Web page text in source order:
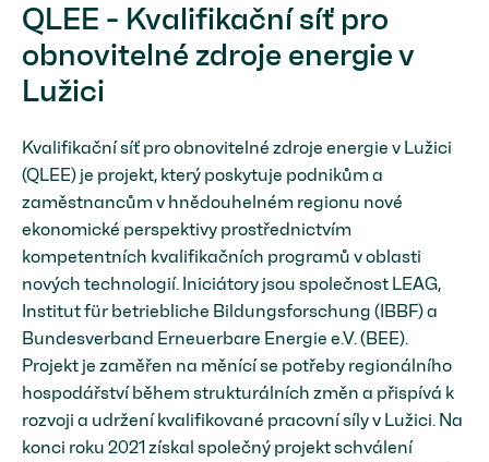
QLEE - Kvalifikační síť pro
obnovitelné zdroje energie v
Lužici
Kvalifikační síť pro obnovitelné zdroje energie v Lužici
(QLEE) je projekt, který poskytuje podnikům a
zaměstnancům v hnědouhelném regionu nové
ekonomické perspektivy prostřednictvím
kompetentních kvalifikačních programů v oblasti
nových technologií. Iniciátory jsou společnost LEAG,
Institut für betriebliche Bildungsforschung (IBBF) a
Bundesverband Erneuerbare Energie e.V. (BEE).
Projekt je zaměřen na měnící se potřeby regionálního
hospodářství během strukturálních změn a přispívá k
rozvoji a udržení kvalifikované pracovní síly v Lužici. Na
konci roku 2021 získal společný projekt schválení